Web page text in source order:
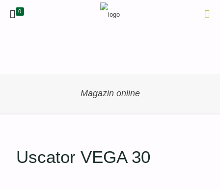
0
Magazin online
Uscator VEGA 30